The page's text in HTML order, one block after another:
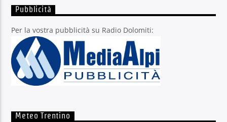
Pubblicità
Per la vostra pubblicità su Radio Dolomiti:
Meteo Trentino